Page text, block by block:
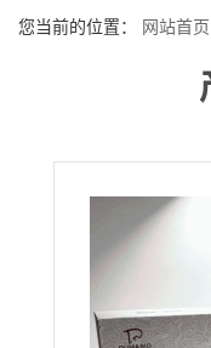
页
司
您当前的位置： 网站首页
犬（Canine）抗